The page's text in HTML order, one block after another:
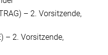
– 2. Vorsitzende,
– 2. Vorsitzende,